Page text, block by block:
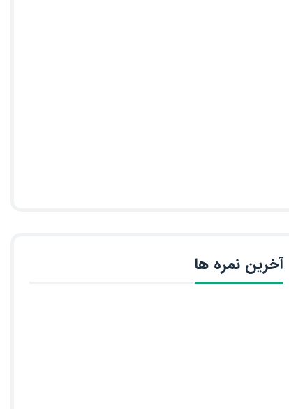
آخرین نمره ها